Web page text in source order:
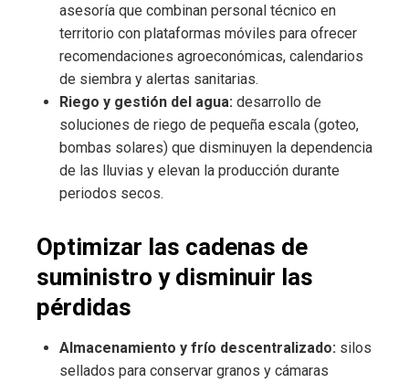
asesoría que combinan personal técnico en
territorio con plataformas móviles para ofrecer
recomendaciones agroeconómicas, calendarios
de siembra y alertas sanitarias.
Riego y gestión del agua: desarrollo de
soluciones de riego de pequeña escala (goteo,
bombas solares) que disminuyen la dependencia
de las lluvias y elevan la producción durante
periodos secos.
Optimizar las cadenas de
suministro y disminuir las
pérdidas
Almacenamiento y frío descentralizado: silos
sellados para conservar granos y cámaras